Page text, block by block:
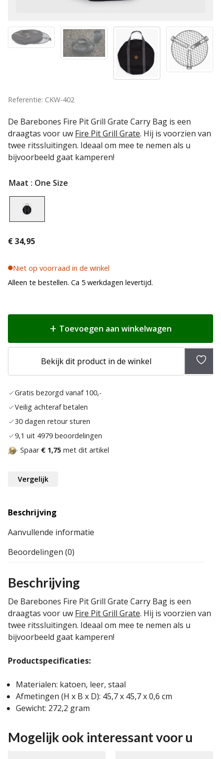
Referentie: CKW-402
De Barebones Fire Pit Grill Grate Carry Bag is een
draagtas voor uw Fire Pit Grill Grate. Hij is voorzien van
twee ritssluitingen. Ideaal om mee te nemen als u
bijvoorbeeld gaat kamperen!
Maat : One Size
€34,95
Niet op voorraad in de winkel
Alleen te bestellen. Ca 5 werkdagen levertijd.
Toevoegen aan winkelwagen
Bekijk dit product in de winkel
Gratis bezorgd vanaf 100,-
Veilig achteraf betalen
30 dagen retour sturen
9,1 uit 4979 beoordelingen
Spaar € 1,75 met dit artikel
Vergelijk
Beschrijving
Aanvullende informatie
Beoordelingen (0)
Beschrijving
De Barebones Fire Pit Grill Grate Carry Bag is een
draagtas voor uw Fire Pit Grill Grate. Hij is voorzien van
twee ritssluitingen. Ideaal om mee te nemen als u
bijvoorbeeld gaat kamperen!
Productspecificaties:
Materialen: katoen, leer, staal
Afmetingen (H x B x D): 45,7 x 45,7 x 0,6 cm
Gewicht: 272,2 gram
Mogelijk ook interessant voor u